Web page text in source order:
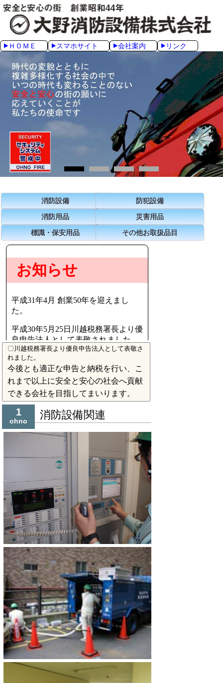
ＨＯＭＥ スマホサイト 会社案内 リンク
消防設備
防犯設備
消防用品
災害用品
標識・保安用品
その他お取扱品目
〇川越税務署長より優良申告法人として表敬さ
れました。
今後とも適正な申告と納税を行い、こ
れまで以上に安全と安心の社会へ貢献
できる会社を目指してまいります。
1
ohno 消防設備関連